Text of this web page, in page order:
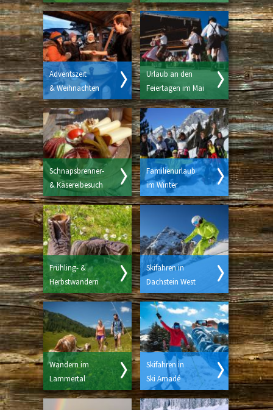
Adventszeit
& Weihnachten
Urlaub an den
Feiertagen im Mai
Schnapsbrenner-
& Käsereibesuch
Familienurlaub
im Winter
Frühling- &
Herbstwandern
Skifahren in
Dachstein West
Wandern im
Lammertal
Skifahren in
Ski Amadé